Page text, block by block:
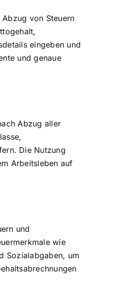
von Steuern
eingeben und
und genaue
Abzug aller
Die Nutzung
Arbeitsleben auf
und
wie
Sozialabgaben, um